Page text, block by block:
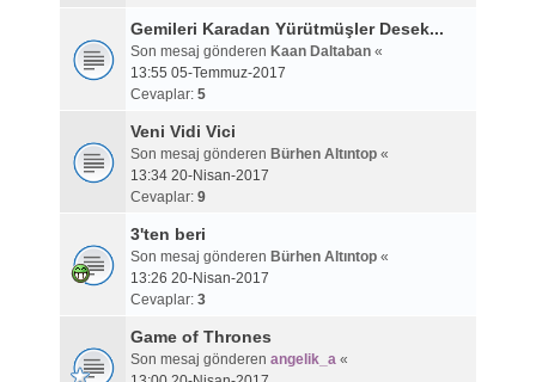
Gemileri Karadan Yürütmüşler Desek...
Son mesaj gönderen Kaan Daltaban«
13:55 05-Temmuz-2017
Cevaplar: 5
Veni Vidi Vici
Son mesaj gönderen Bürhen Altıntop«
13:34 20-Nisan-2017
Cevaplar: 9
3'ten beri
Son mesaj gönderen Bürhen Altıntop«
13:26 20-Nisan-2017
Cevaplar: 3
Game of Thrones
Son mesaj gönderen angelik_a«